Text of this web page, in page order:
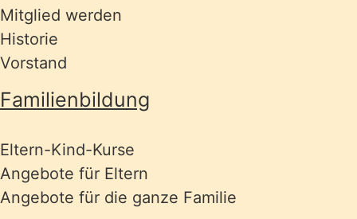
Mitglied werden
Historie
Vorstand
Familienbildung
Eltern-Kind-Kurse
Angebote für Eltern
Angebote für die ganze Familie